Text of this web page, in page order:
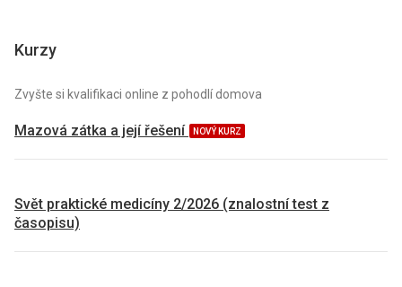
Kurzy
Zvyšte si kvalifikaci online z pohodlí domova
Mazová zátka a její řešení NOVÝ KURZ
Svět praktické medicíny 2/2026 (znalostní test z
časopisu)